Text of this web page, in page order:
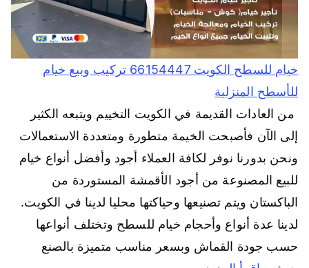
خيام للسطح الكويت 66154447 تركيب وبيع خيام
للأسطح المنزلية
من العادات القديمة في الكويت التخييم ويتبعه الكثير
إلى الآن فأصبحت الخيمة متطورة ومتعددة الاستعمالات
ونحن بدورنا نوفر لكافة العملاء أجود وأفضل أنواع خيام
للبيع المصنوعة من أجود الأقمشة المستوردة من
الباكستان ويتم تصنيعها وحياكتها محليا لدينا في الكويت.
لدينا عدة أنواع وأحجام خيام للسطح وتختلف أنواعها
حسب جودة القماش وبسعر مناسب متميزة بالصنع